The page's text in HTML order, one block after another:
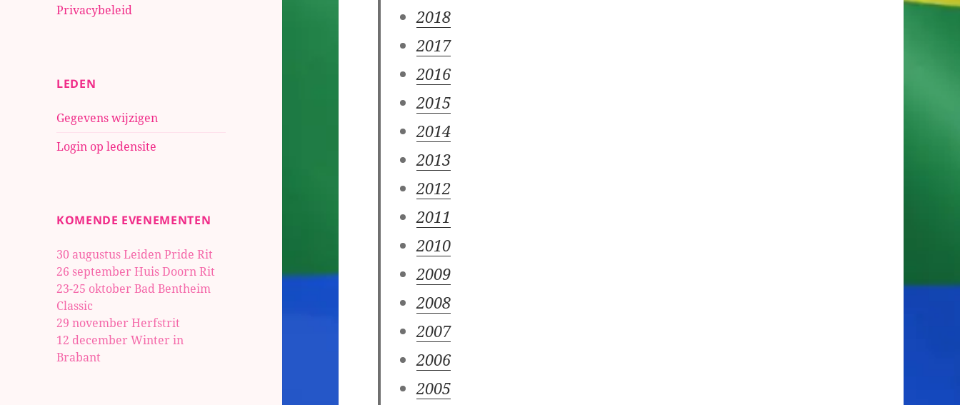
Privacybeleid
LEDEN
Gegevens wijzigen
Login op ledensite
KOMENDE EVENEMENTEN
30 augustus Leiden Pride Rit
26 september Huis Doorn Rit
23-25 oktoberBad Bentheim
Classic
29 november Herfstrit
12 december Winter in
Brabant
2018
2017
2016
2015
2014
2013
2012
2011
2010
2009
2008
2007
2006
2005